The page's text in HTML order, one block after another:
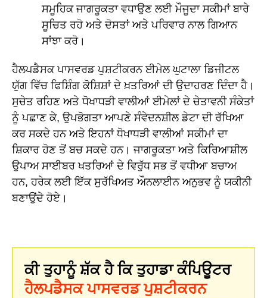
ਸਮੂਹਿਕ ਜਾਗਰੂਕਤਾ ਵਧਾਉਣ ਲਈ ਮੌਜੂਦਾ ਸਕੀਮਾਂ ਬਾਰੇ
ਸੂਚਿਤ ਰਹੋ ਅਤੇ ਦੋਸਤਾਂ ਅਤੇ ਪਰਿਵਾਰ ਨਾਲ ਗਿਆਨ
ਸਾਂਝਾ ਕਰੋ।
ਹੈਲਪਡੈਸਕ ਪਾਸਵਰਡ ਪੁਸ਼ਟੀਕਰਨ ਈਮੇਲ ਘੁਟਾਲਾ ਡਿਜੀਟਲ
ਯੁੱਗ ਵਿੱਚ ਫਿਸ਼ਿੰਗ ਕੋਸ਼ਿਸ਼ਾਂ ਦੇ ਖ਼ਤਰਿਆਂ ਦੀ ਉਦਾਹਰਣ ਦਿੰਦਾ ਹੈ।
ਸੁਚੇਤ ਰਹਿਣ ਅਤੇ ਧੋਖਾਧੜੀ ਵਾਲੀਆਂ ਈਮੇਲਾਂ ਦੇ ਚੇਤਾਵਨੀ ਸੰਕੇਤਾਂ
ਨੂੰ ਪਛਾਣ ਕੇ, ਉਪਭੋਗਤਾ ਆਪਣੇ ਸੰਵੇਦਨਸ਼ੀਲ ਡੇਟਾ ਦੀ ਰੱਖਿਆ
ਕਰ ਸਕਦੇ ਹਨ ਅਤੇ ਇਹਨਾਂ ਧੋਖਾਧੜੀ ਵਾਲੀਆਂ ਸਕੀਮਾਂ ਦਾ
ਸ਼ਿਕਾਰ ਹੋਣ ਤੋਂ ਬਚ ਸਕਦੇ ਹਨ। ਜਾਗਰੂਕਤਾ ਅਤੇ ਕਿਰਿਆਸ਼ੀਲ
ਉਪਾਅ ਸਾਈਬਰ ਖਤਰਿਆਂ ਦੇ ਵਿਰੁੱਧ ਸਭ ਤੋਂ ਵਧੀਆ ਬਚਾਅ
ਹਨ, ਹਰੇਕ ਲਈ ਇੱਕ ਸੁਰੱਖਿਅਤ ਔਨਲਾਈਨ ਅਨੁਭਵ ਨੂੰ ਯਕੀਨੀ
ਬਣਾਉਂਦੇ ਹੋਏ।
ਕੀ ਤੁਹਾਨੂੰ ਸ਼ੱਕ ਹੈ ਕਿ ਤੁਹਾਡਾ ਕੰਪਿਊਟਰ
ਹੈਲਪਡੈਸਕ ਪਾਸਵਰਡ ਪੁਸ਼ਟੀਕਰਨ